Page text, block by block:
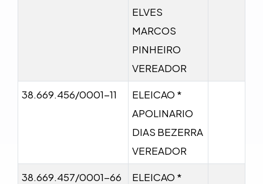
ELVES
MARCOS
PINHEIRO
VEREADOR
38.669.456/0001-11
ELEICAO *
APOLINARIO
DIAS BEZERRA
VEREADOR
38.669.457/0001-66
ELEICAO *